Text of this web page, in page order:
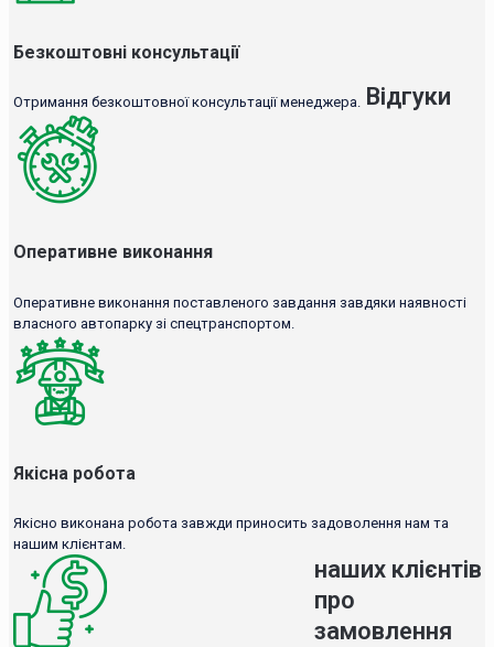
Безкоштовні консультації
Отримання безкоштовної консультації менеджера.
Оперативне виконання
Оперативне виконання поставленого завдання завдяки наявності
власного автопарку зі спецтранспортом.
Якісна робота
Якісно виконана робота завжди приносить задоволення нам та
нашим клієнтам.
Відгуки
наших клієнтів
про
замовлення